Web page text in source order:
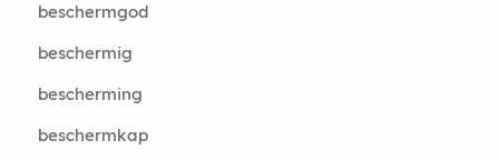
beschermgod
beschermig
bescherming
beschermkap